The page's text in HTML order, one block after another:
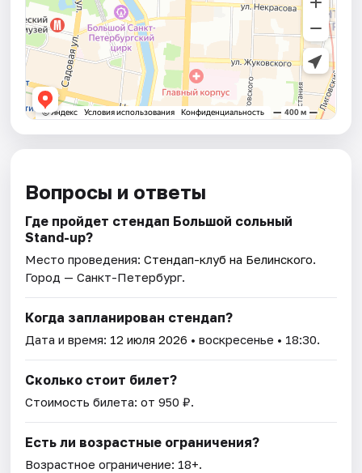
Вопросы и ответы
Где пройдет стендап Большой сольный
Stand-up?
Место проведения:Стендап-клуб на Белинского.
Город — Санкт-Петербург.
Когда запланирован стендап?
Дата и время: 12 июля 2026 • воскресенье • 18:30.
Сколько стоит билет?
Стоимость билета: от 950 ₽.
Есть ли возрастные ограничения?
Возрастное ограничение: 18+.